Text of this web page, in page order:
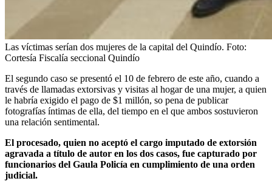
Las víctimas serían dos mujeres de la capital del Quindío. Foto:
Cortesía Fiscalía seccional Quindío
El segundo caso se presentó el 10 de febrero de este año, cuando a
través de llamadas extorsivas y visitas al hogar de una mujer, a quien
le habría exigido el pago de $1 millón, so pena de publicar
fotografías íntimas de ella, del tiempo en el que ambos sostuvieron
una relación sentimental.
El procesado, quien no aceptó el cargo imputado de extorsión
agravada a título de autor en los dos casos, fue capturado por
funcionarios del Gaula Policía en cumplimiento de una orden
judicial.